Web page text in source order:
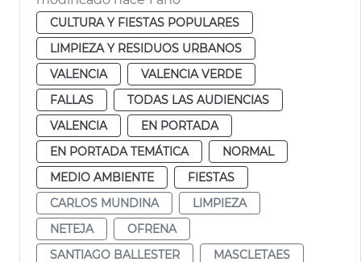
CULTURA Y FIESTAS POPULARES
LIMPIEZA Y RESIDUOS URBANOS
VALENCIA
VALENCIA VERDE
FALLAS
TODAS LAS AUDIENCIAS
VALENCIA
EN PORTADA
EN PORTADA TEMÁTICA
NORMAL
MEDIO AMBIENTE
FIESTAS
CARLOS MUNDINA
LIMPIEZA
NETEJA
OFRENA
SANTIAGO BALLESTER
MASCLETAES